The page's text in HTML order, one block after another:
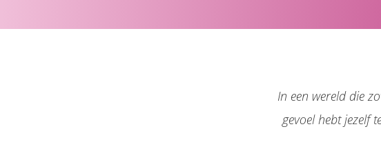
In een wereld die
gevoel hebt jezelf